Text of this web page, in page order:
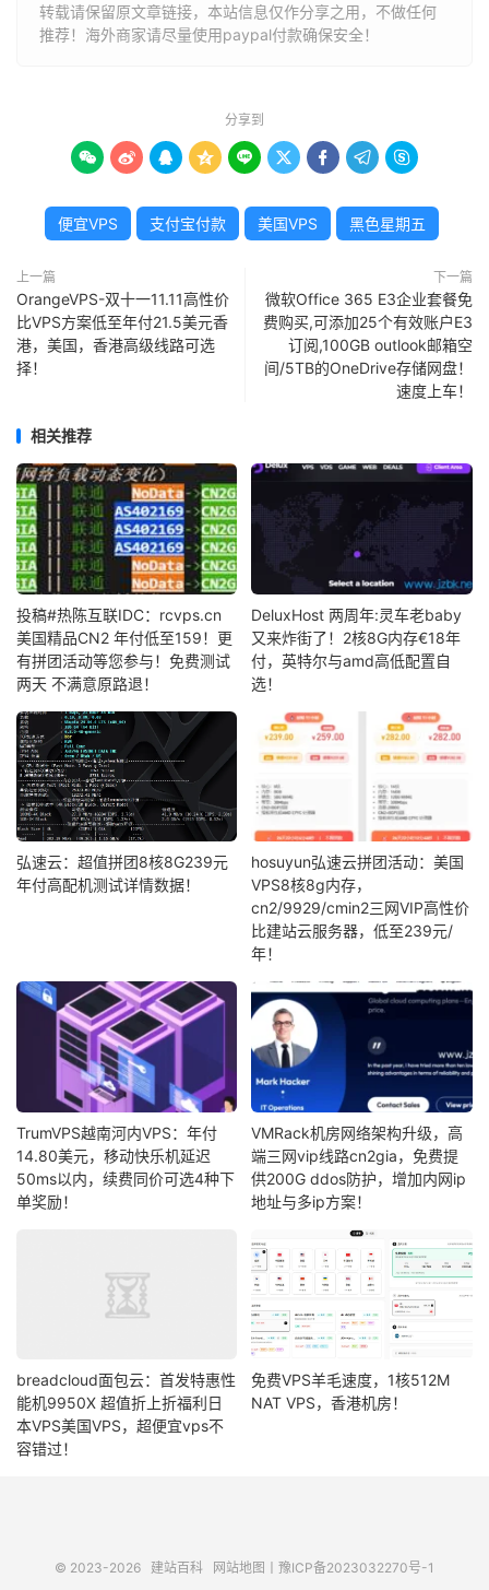
转载请保留原文章链接，本站信息仅作分享之用，不做任何
推荐！海外商家请尽量使用paypal付款确保安全！
分享到
        
便宜VPS 支付宝付款 美国VPS 黑色星期五
上一篇
OrangeVPS-双十一11.11高性价
比VPS方案低至年付21.5美元香
港，美国，香港高级线路可选
择！
下一篇
微软Office 365 E3企业套餐免
费购买,可添加25个有效账户E3
订阅,100GB outlook邮箱空
间/5TB的OneDrive存储网盘！
速度上车！
相关推荐
投稿#热陈互联IDC：rcvps.cn
美国精品CN2 年付低至159！更
有拼团活动等您参与！免费测试
两天 不满意原路退！
DeluxHost 两周年:灵车老baby
又来炸街了！2核8G内存€18年
付，英特尔与amd高低配置自
选！
弘速云：超值拼团8核8G239元
年付高配机测试详情数据！
hosuyun弘速云拼团活动：美国
VPS8核8g内存，
cn2/9929/cmin2三网VIP高性价
比建站云服务器，低至239元/
年！
TrumVPS越南河内VPS：年付
14.80美元，移动快乐机延迟
50ms以内，续费同价可选4种下
单奖励！
VMRack机房网络架构升级，高
端三网vip线路cn2gia，免费提
供200G ddos防护，增加内网ip
地址与多ip方案！
breadcloud面包云：首发特惠性
能机9950X 超值折上折福利日
本VPS美国VPS，超便宜vps不
容错过！
免费VPS羊毛速度，1核512M
NAT VPS，香港机房！
© 2023-2026 建站百科 网站地图 豫ICP备2023032270号-1